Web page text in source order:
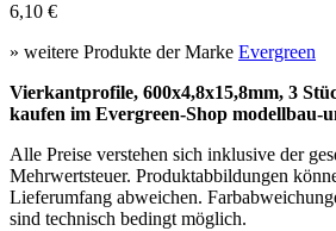
6,10 €
» weitere Produkte der Marke Evergreen
Vierkantprofile, 600x4,8x15,8mm, 3
kaufen im Evergreen-Shop modellbau-
Alle Preise verstehen sich inklusive der
Mehrwertsteuer. Produktabbildungen
Lieferumfang abweichen.
sind technisch bedingt möglich.